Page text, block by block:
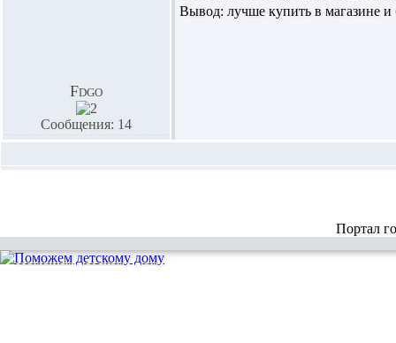
Fdgo
Сообщения: 14
Вывод: лучше купить в магазине и
Портал